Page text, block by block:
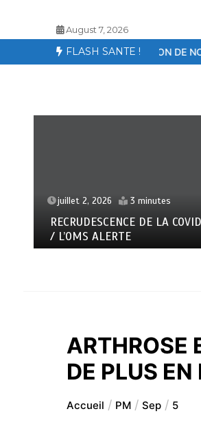
August 7, 2026
FLASH SANTE !
APPARITION DE NOUVELLES DROGUES
APPARITION DE NOUVELLES
DROGUES AU SENEGAL – LE
KOSH, UN TUEUR SILENCIEUX
MENACE LES JEUNES
ARTHROSE
DE PLUS EN
Accueil PM Sep 5